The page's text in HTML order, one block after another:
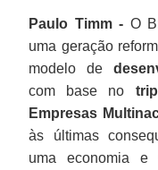
Paulo Timm - O
uma geração
modelo de
com base no
Empresas
às últimas
uma economia e